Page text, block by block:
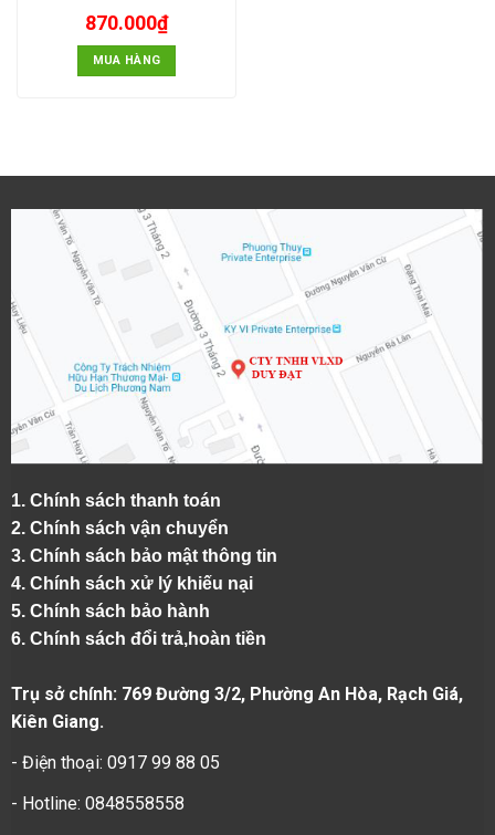
870.000₫
MUA HÀNG
1. Chính sách thanh toán
2. Chính sách vận chuyển
3. Chính sách bảo mật thông tin
4. Chính sách xử lý khiếu nại
5. Chính sách bảo hành
6. Chính sách đổi trả,hoàn tiền
Trụ sở chính: 769 Đường 3/2, Phường An Hòa, Rạch Giá,
Kiên Giang.
- Điện thoại: 0917 99 88 05
- Hotline: 0848558558